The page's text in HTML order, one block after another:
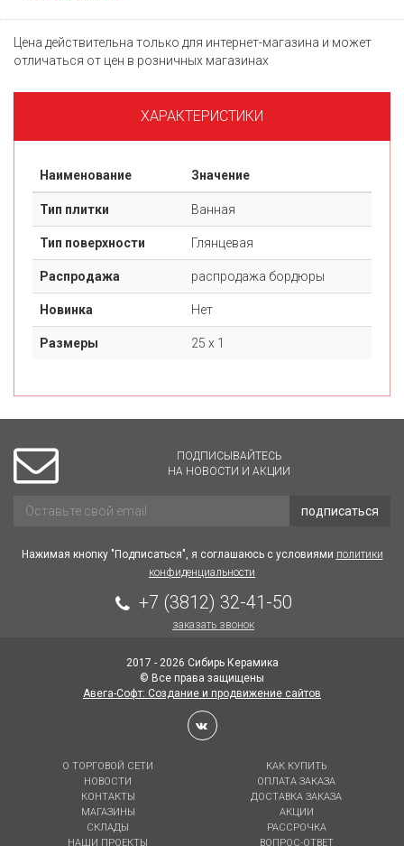
Цена действительна только для интернет-магазина и может
отличаться от цен в розничных магазинах
ХАРАКТЕРИСТИКИ
Наименование Значение
Тип плитки Ванная
Тип поверхности Глянцевая
Распродажа распродажа бордюры
Новинка Нет
Размеры 25 х 1
ПОДПИСЫВАЙТЕСЬ
НА НОВОСТИ И АКЦИИ
подписаться
Нажимая кнопку "Подписаться", я соглашаюсь с условиями политики
конфиденциальности
+7 (3812) 32-41-50
заказать звонок
2017 - 2026 Сибирь Керамика
© Все права защищены
Авега-Софт: Создание и продвижение сайтов
О ТОРГОВОЙ СЕТИ
НОВОСТИ
КОНТАКТЫ
МАГАЗИНЫ
СКЛАДЫ
НАШИ ПРОЕКТЫ
КАК КУПИТЬ
ОПЛАТА ЗАКАЗА
ДОСТАВКА ЗАКАЗА
АКЦИИ
РАССРОЧКА
ВОПРОС-ОТВЕТ